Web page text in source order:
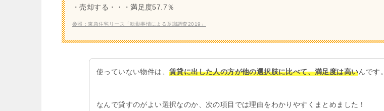
・売却する・・・満足度57.7％
参照：東急住宅リース「転勤事情による意識調査2019」
使っていない物件は、 賃貸に出した人の方が他の選択肢に比べて、満足度は高いんです。
なんで貸すのがよい選択なのか、次の項目では理由をわかりやすくまとめました！